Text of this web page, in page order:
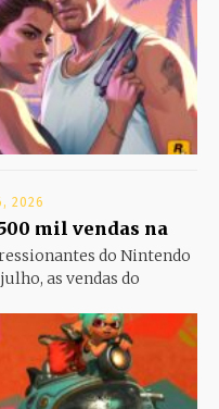
2026
mil vendas na
do Nintendo
as vendas do